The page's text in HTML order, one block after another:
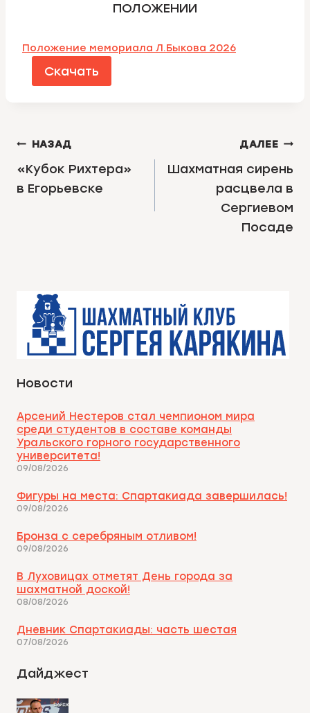
ПОЛОЖЕНИИ
Положение мемориала Л.Быкова 2026
Скачать
НАВИГАЦИЯ
ПО
ЗАПИСЯМ
НАЗАД
«Кубок Рихтера»
в Егорьевске
ДАЛЕЕ
Шахматная сирень
расцвела в
Сергиевом
Посаде
Новости
Арсений Нестеров стал чемпионом мира
среди студентов в составе команды
Уральского горного государственного
университета!
09/08/2026
Фигуры на места: Спартакиада завершилась!
09/08/2026
Бронза с серебряным отливом!
09/08/2026
В Луховицах отметят День города за
шахматной доской!
08/08/2026
Дневник Спартакиады: часть шестая
07/08/2026
Дайджест